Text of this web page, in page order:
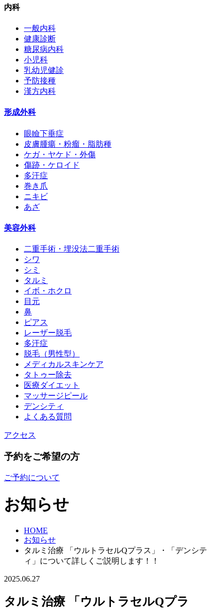
内科
一般内科
健康診断
糖尿病内科
小児科
乳幼児健診
予防接種
漢方内科
形成外科
眼瞼下垂症
皮膚腫瘍・粉瘤・脂肪種
ケガ・ヤケド・外傷
傷跡・ケロイド
多汗症
巻き爪
ニキビ
あざ
美容外科
二重手術・埋没法二重手術
シワ
シミ
タルミ
イボ・ホクロ
目元
鼻
ピアス
レーザー脱毛
多汗症
脱毛（男性型）
メディカルスキンケア
タトゥー除去
医療ダイエット
マッサージピール
デンシティ
よくある質問
アクセス
予約をご希望の方
ご予約について
お知らせ
HOME
お知らせ
タルミ治療 「ウルトラセルQプラス」・「デンシテ
ィ」について詳しくご説明します！！
2025.06.27
タルミ治療 「ウルトラセルQプラ